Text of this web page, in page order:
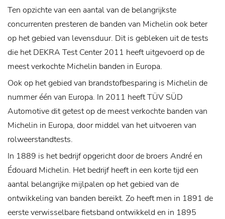
Ten opzichte van een aantal van de belangrijkste
concurrenten presteren de banden van Michelin ook beter
op het gebied van levensduur. Dit is gebleken uit de tests
die het DEKRA Test Center 2011 heeft uitgevoerd op de
meest verkochte Michelin banden in Europa.
Ook op het gebied van brandstofbesparing is Michelin de
nummer één van Europa. In 2011 heeft TÜV SÜD
Automotive dit getest op de meest verkochte banden van
Michelin in Europa, door middel van het uitvoeren van
rolweerstandtests.
In 1889 is het bedrijf opgericht door de broers André en
Édouard Michelin. Het bedrijf heeft in een korte tijd een
aantal belangrijke mijlpalen op het gebied van de
ontwikkeling van banden bereikt. Zo heeft men in 1891 de
eerste verwisselbare fietsband ontwikkeld en in 1895